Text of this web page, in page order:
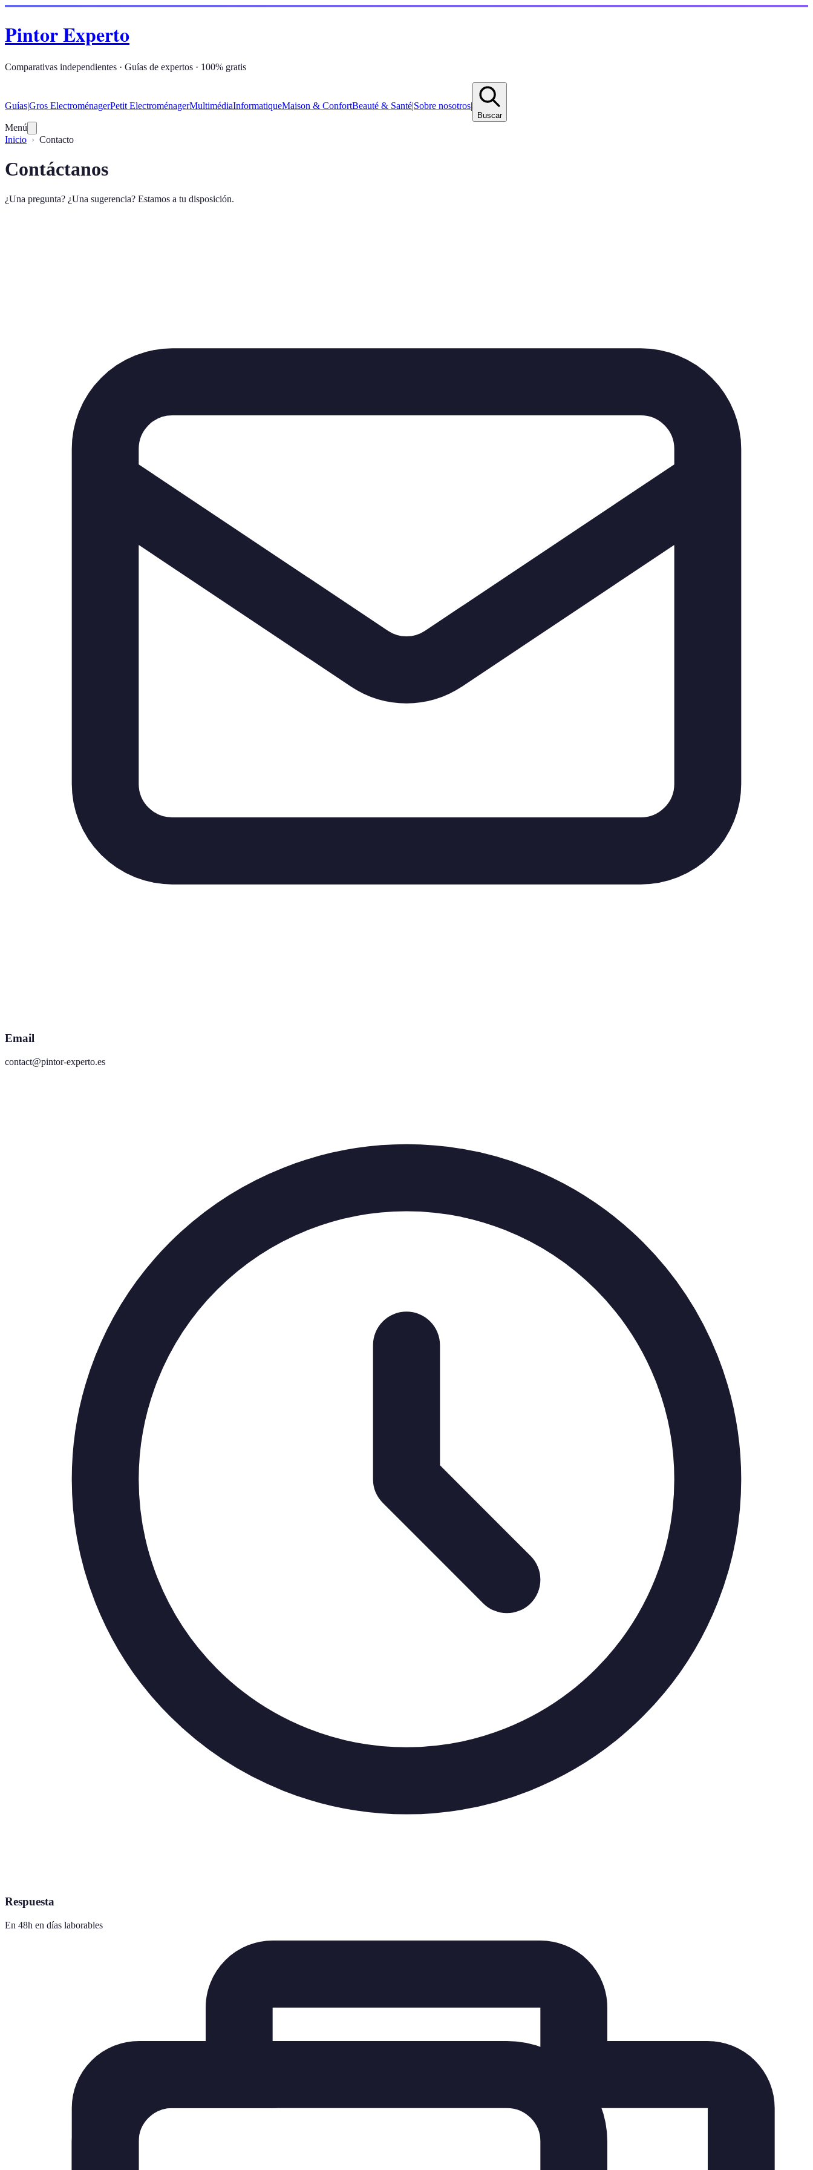
Pintor Experto
Comparativas independientes · Guías de expertos · 100% gratis
Guías|Gros ElectroménagerPetit ElectroménagerMultimédiaInformatiqueMaison & ConfortBeauté & Santé|Sobre nosotros|
Buscar
Menú
Inicio
Contacto
Contáctanos
¿Una pregunta? ¿Una sugerencia? Estamos a tu disposición.
Email
contact@pintor-experto.es
Respuesta
En 48h en días laborables